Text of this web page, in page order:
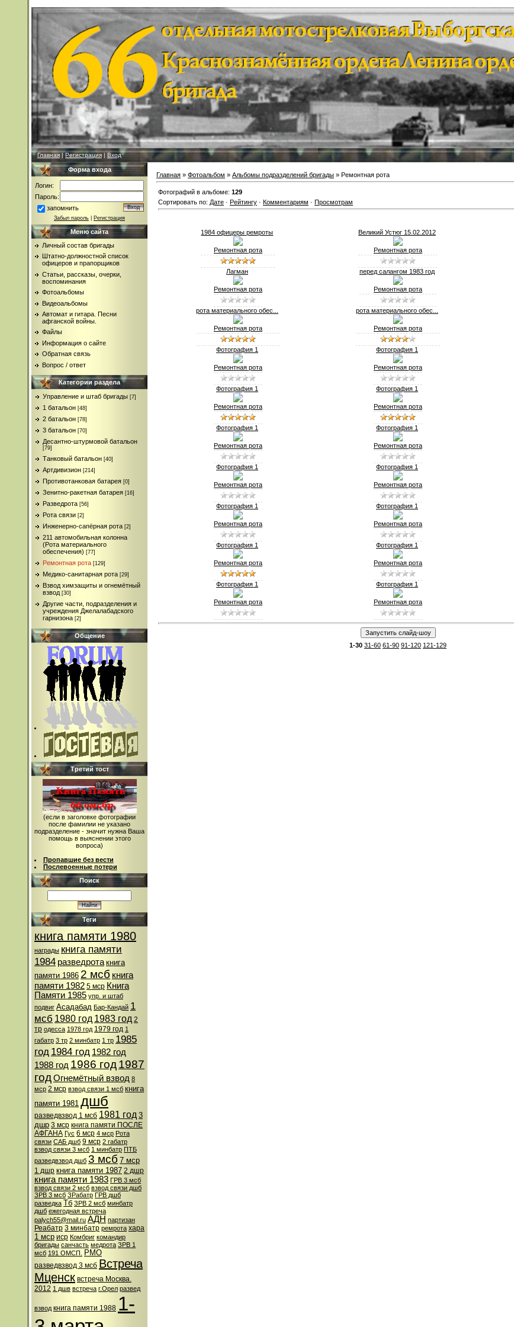
Главная|Регистрация|Вход
Форма входа
Логин:
Пароль:
запомнить
Забыл пароль Регистрация
Меню сайта
Личный состав бригады
Штатно-должностной список
офицеров и прапорщиков
Статьи, рассказы, очерки,
воспоминания
Фотоальбомы
Видеоальбомы
Автомат и гитара. Песни
афганской войны.
Файлы
Информация о сайте
Обратная связь
Вопрос / ответ
Категории раздела
Управление и штаб бригады [7]
1 батальон [48]
2 батальон [78]
3 батальон [70]
Десантно-штурмовой батальон
[79]
Танковый батальон [40]
Артдивизион [214]
Противотанковая батарея [0]
Зенитно-ракетная батарея [16]
Разведрота [56]
Рота связи [2]
Инженерно-сапёрная рота [2]
211 автомобильная колонна
(Рота материального
обеспечения) [77]
Ремонтная рота [129]
Медико-санитарная рота [29]
Взвод химзащиты и огнемётный
взвод [30]
Другие части, подразделения и
учреждения Джелалабадского
гарнизона [2]
Общение
Третий тост
(если в заголовке фотографии
после фамилии не указано
подразделение - значит нужна Ваша
помощь в выяснении этого
вопроса)
Пропавшие без вести
Послевоенные потери
Поиск
Теги
книга памяти 1980
награды книга памяти
1984 разведрота книга
памяти 1986 2 мсб книга
памяти 1982 5 мср Книга
Памяти 1985 упр. и штаб
подвиг Асадабад Бар-Кандай 1
мсб 1980 год 1983 год 2
тр одесса 1978 год 1979 год 1
габатр 3 тр 2 минбатр 1 тр 1985
год 1984 год 1982 год
1988 год 1986 год1987
годОгнемётный взвод 8
мср 2 мср взвод связи 1 мсб книга
памяти 1981 дшб
разведвзвод 1 мсб 1981 год 3
дшр 3 мср книга памяти ПОСЛЕ
АФГАНА Гус 6 мср 4 мср Рота
связи САБ дшб 9 мср 2 габатр
взвод связи 3 мсб 1 минбатр ПТБ
разведвзвод дшб 3 мсб 7 мср
1 дшр книга памяти 1987 2 дшр
книга памяти 1983 ГРВ 3 мсб
взвод связи 2 мсб взвод связи дшб
ЗРВ 3 мсб ЗРабатр ГРВ дшб
разведка Тб ЗРВ 2 мсб минбатр
дшб ежегодная встреча
palych55@mail.ru АДН партизан
Реабатр 3 минбатр ремрота хара
1 мср иср Комбриг командир
бригады санчасть медрота ЗРВ 1
мсб 191 ОМСП. РМО
разведвзвод 3 мсб Встреча
Мценск встреча Москва.
2012 1 дшв встреча г.Орел развед
взвод книга памяти 1988 1-
Главная » Фотоальбом » Альбомы подразделений бригады » Ремонтная рота
Фотографий в альбоме: 129
Сортировать по: Дате · Рейтингу · Комментариям · Просмотрам
1984 офицеры ремроты
Ремонтная рота
Великий Устюг 15.02.2012
Ремонтная рота
Лагман
Ремонтная рота
перед салангом 1983 год
Ремонтная рота
рота материального обес...
Ремонтная рота
рота материального обес...
Ремонтная рота
Фотография 1
Ремонтная рота
Фотография 1
Ремонтная рота
Фотография 1
Ремонтная рота
Фотография 1
Ремонтная рота
Фотография 1
Ремонтная рота
Фотография 1
Ремонтная рота
Фотография 1
Ремонтная рота
Фотография 1
Ремонтная рота
Фотография 1
Ремонтная рота
Фотография 1
Ремонтная рота
Фотография 1
Ремонтная рота
Фотография 1
Ремонтная рота
Фотография 1
Ремонтная рота
Фотография 1
Ремонтная рота
1-30 31-60 61-90 91-120 121-129